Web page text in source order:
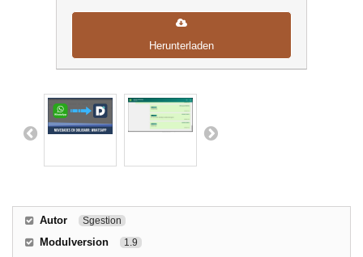
Herunterladen
Autor Sgestion
Modulversion 1.9